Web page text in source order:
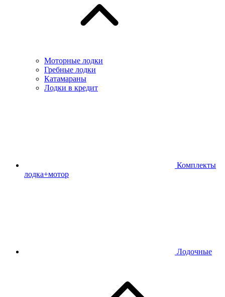
Моторные лодки
Гребные лодки
Катамараны
Лодки в кредит
Комплекты
лодка+мотор
Лодочные